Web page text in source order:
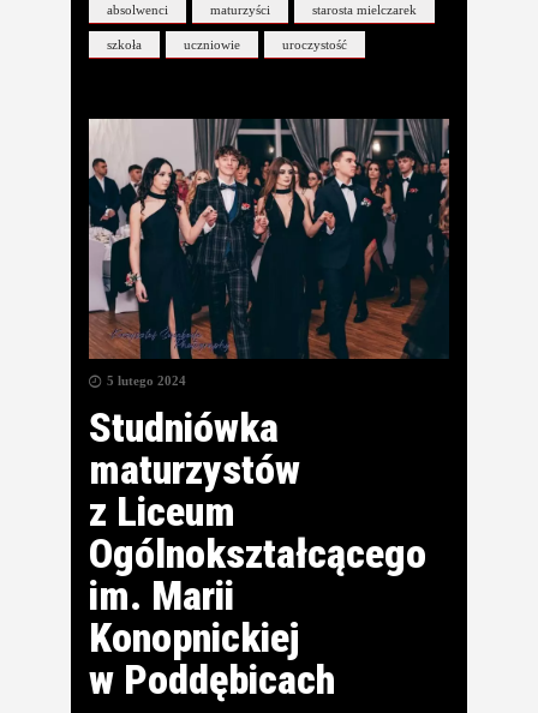
absolwenci maturzyści starosta mielczarek
szkoła uczniowie uroczystość
5 lutego 2024
Studniówka
maturzystów
z Liceum
Ogólnokształcącego
im. Marii
Konopnickiej
w Poddębicach